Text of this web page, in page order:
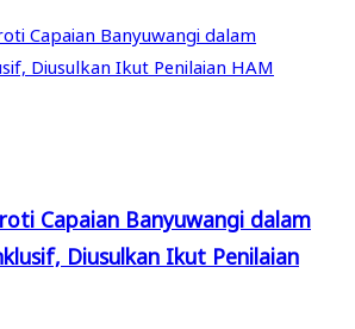
Capaian Banyuwangi dalam
Diusulkan Ikut Penilaian